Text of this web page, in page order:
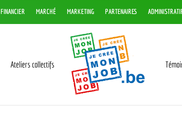
FINANCIER MARCHÉ MARKETING PARTENAIRES
Ateliers collectifs